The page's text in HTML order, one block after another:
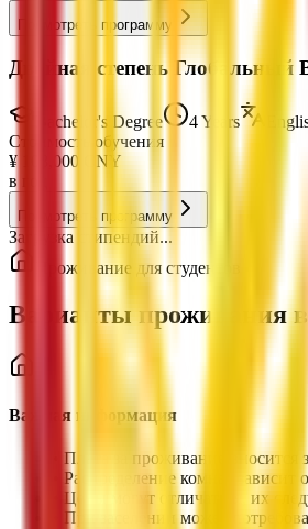
Посмотреть программу
Двойная степень Глобальный
Bachelor's Degree 4 Years
Стоимость обучения
¥
108,000 CNY
в год
Посмотреть программу
Загрузка стипендий...
Проживание для студентов
Варианты проживания
Важная информация
Плата за проживание вносится
Распределение комнат зависит
Цены могут отличаться, их
При заселении может